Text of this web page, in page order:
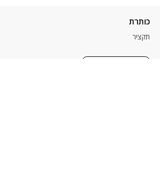
כותרת
תקציר